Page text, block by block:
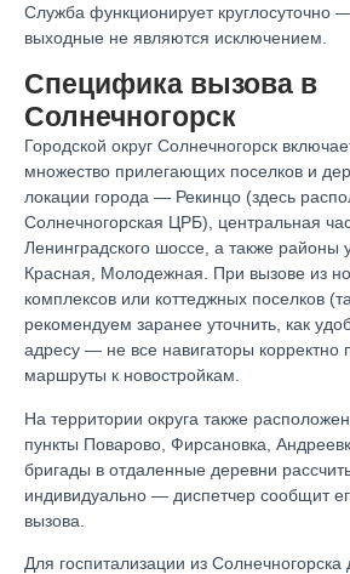
Служба функционирует круглосуточно
выходные не являются исключением.
Специфика вызова в
Солнечногорск
Городской округ Солнечногорск
множество прилегающих поселков и
локации города — Рекинцо (здесь
Солнечногорская ЦРБ), центральная
Ленинградского шоссе, а также районы
Красная, Молодежная. При вызове из
комплексов или коттеджных поселков
рекомендуем заранее уточнить, как
адресу — не все навигаторы корректно
маршруты к новостройкам.
На территории округа также
пункты Поварово, Фирсановка,
бригады в отдаленные деревни
индивидуально — диспетчер сообщит
вызова.
Для госпитализации из Солнечногорска